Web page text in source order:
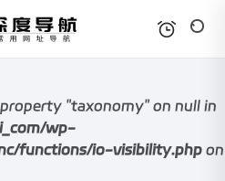
"taxonomy" on null in
wp-
functions/io-visibility.php on